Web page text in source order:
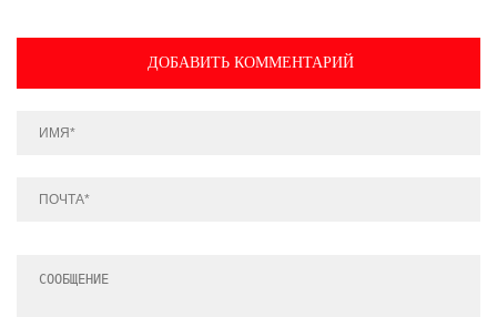
ДОБАВИТЬ КОММЕНТАРИЙ